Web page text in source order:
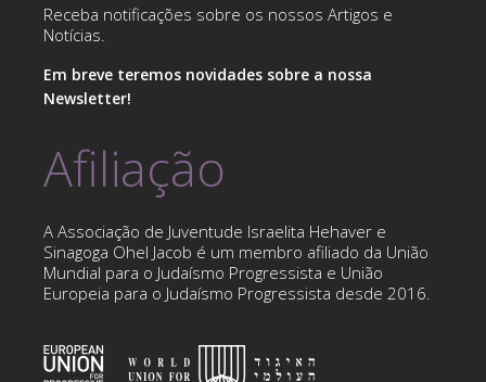
Receba notificações sobre os nossos Artigos e
Notícias.
Em breve teremos novidades sobre a nossa
Newsletter!
Afiliação
A Associação de Juventude Israelita Hehaver e
Sinagoga Ohel Jacob é um membro afiliado da União
Mundial para o Judaísmo Progressista e União
Europeia para o Judaísmo Progressista desde 2016.